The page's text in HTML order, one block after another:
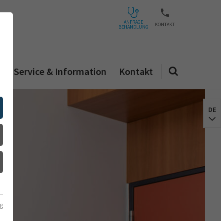
ANFRAGE
BEHANDLUNG KONTAKT
Service & Information Kontakt
DE